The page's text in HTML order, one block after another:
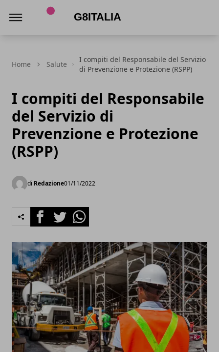
Home Salute
I compiti del Responsabile del Servizio
di Prevenzione e Protezione (RSPP)
I compiti del Responsabile
del Servizio di
Prevenzione e Protezione
(RSPP)
di Redazione01/11/2022
FacebookTwitterWhatsapp